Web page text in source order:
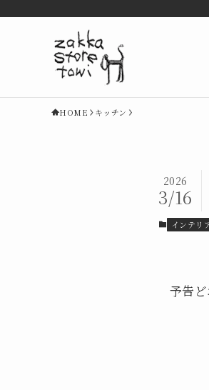
HOME キッチン
2026
3/16
インテリ
予告